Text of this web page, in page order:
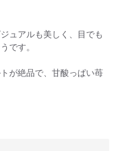
ュアルも美しく、目でも
です。
が絶品で、甘酸っぱい苺